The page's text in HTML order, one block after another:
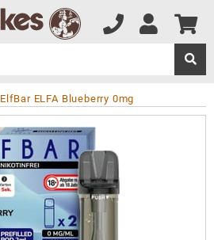
ElfBar ELFA Blueberry 0mg